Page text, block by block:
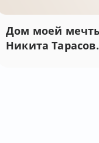
Дом моей
Никита